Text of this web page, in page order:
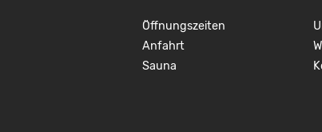
Öffnungszeiten
Anfahrt
Sauna